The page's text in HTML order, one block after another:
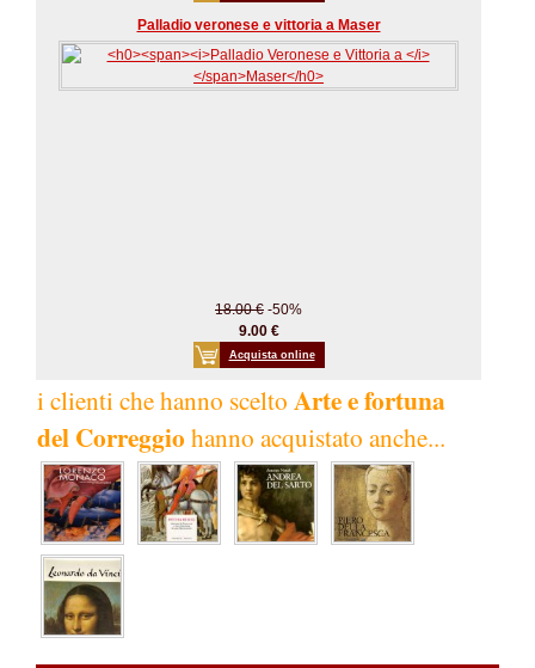
Palladio veronese e vittoria a Maser
18.00 € -50%
9.00 €
Acquista online
i clienti che hanno scelto Arte e fortuna
del Correggio hanno acquistato anche...